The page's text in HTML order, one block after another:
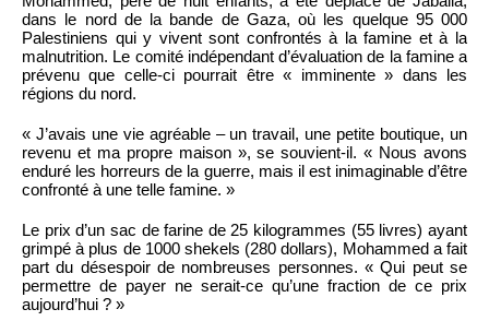
dans le nord de la bande de Gaza, où les quelque 95 000
Palestiniens qui y vivent sont confrontés à la famine et à la
malnutrition. Le comité indépendant d’évaluation de la famine a
prévenu que celle-ci pourrait être « imminente » dans les
régions du nord.
« J’avais une vie agréable – un travail, une petite boutique, un
revenu et ma propre maison », se souvient-il. « Nous avons
enduré les horreurs de la guerre, mais il est inimaginable d’être
confronté à une telle famine. »
Le prix d’un sac de farine de 25 kilogrammes (55 livres) ayant
grimpé à plus de 1000 shekels (280 dollars), Mohammed a fait
part du désespoir de nombreuses personnes. « Qui peut se
permettre de payer ne serait-ce qu’une fraction de ce prix
aujourd’hui ? »